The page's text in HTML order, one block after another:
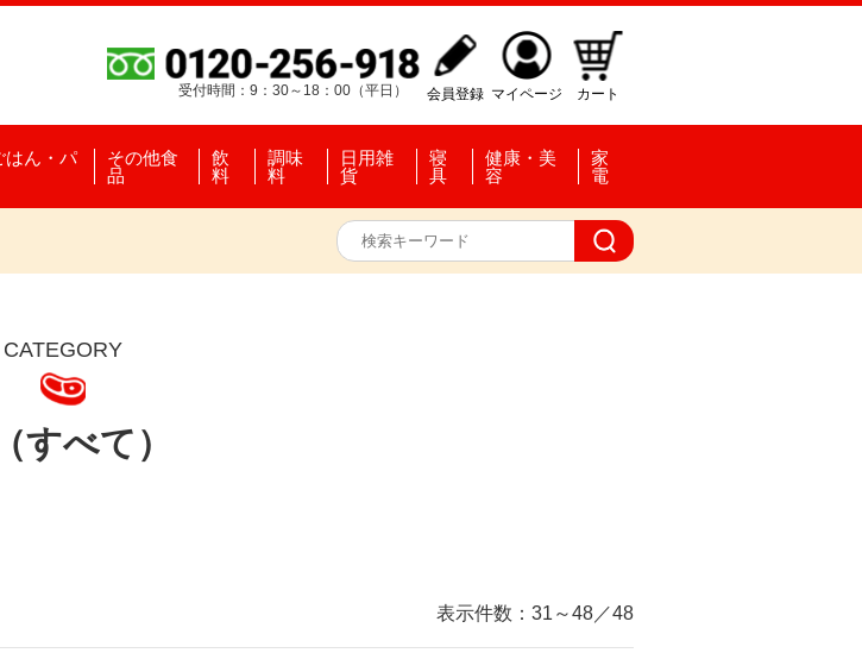
受付時間：9：30～18：00（平日） 会員登録 マイページ カート
はん・パ
その他食
品
飲
料
調味
料
日用雑
貨
寝
具
健康・美
容
家
電
CATEGORY
すべて）
表示件数： 31～48 ／48